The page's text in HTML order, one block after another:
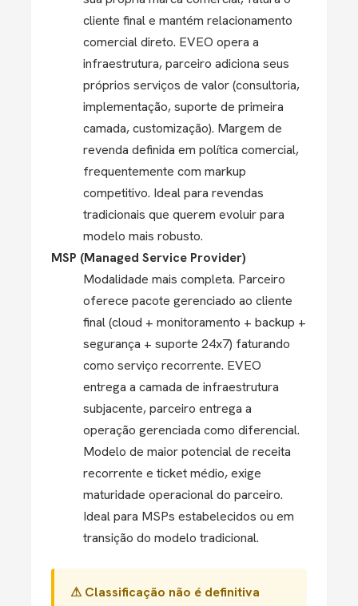
cliente final e mantém relacionamento
comercial direto. EVEO opera a
infraestrutura, parceiro adiciona seus
próprios serviços de valor (consultoria,
implementação, suporte de primeira
camada, customização). Margem de
revenda definida em política comercial,
frequentemente com markup
competitivo. Ideal para revendas
tradicionais que querem evoluir para
modelo mais robusto.
MSP (Managed Service Provider)
Modalidade mais completa. Parceiro
oferece pacote gerenciado ao cliente
final (cloud + monitoramento + backup +
segurança + suporte 24x7) faturando
como serviço recorrente. EVEO
entrega a camada de infraestrutura
subjacente, parceiro entrega a
operação gerenciada como diferencial.
Modelo de maior potencial de receita
recorrente e ticket médio, exige
maturidade operacional do parceiro.
Ideal para MSPs estabelecidos ou em
transição do modelo tradicional.
⚠ Classificação não é definitiva